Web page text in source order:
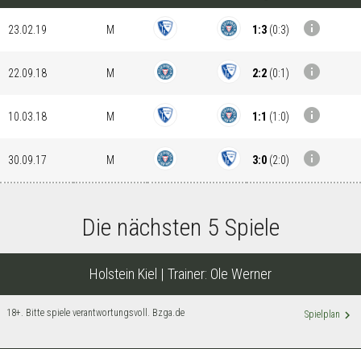
23.02.19 M 1:3 (0:3) info
22.09.18 M 2:2 (0:1 ) info
10.03.18 M 1:1 (1:0) info
30.09.17 M 3:0 (2:0) info
Die nächsten 5 Spiele
Holstein Kiel | Trainer: Ole Werner
18+. Bitte spiele verantwortungsvoll. Bzga.de Spielplan keyboard_arrow_right